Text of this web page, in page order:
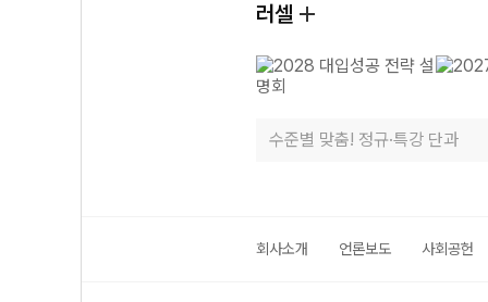
러셀
수준별 맞춤! 정규·특강 단과
회사소개 언론보도 사회공헌